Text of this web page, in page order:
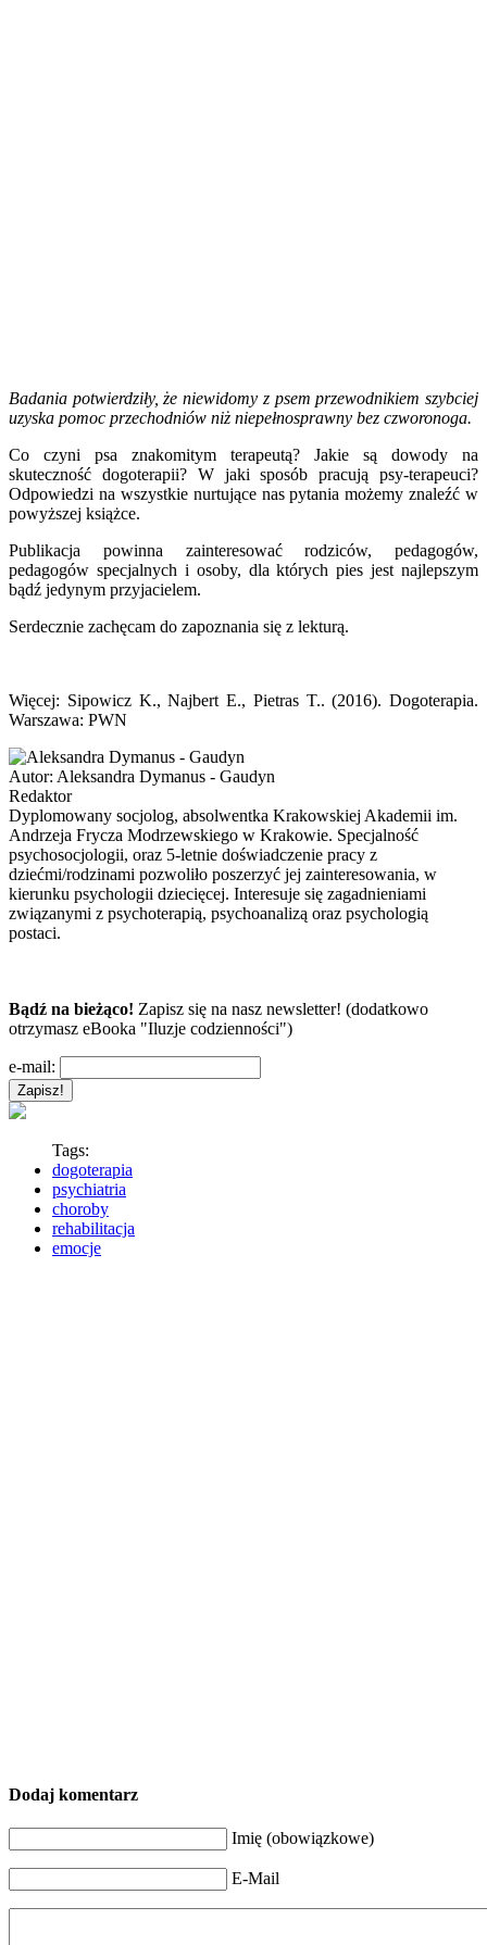
Badania potwierdziły, że niewidomy z psem przewodnikiem szybciej
uzyska pomoc przechodniów niż niepełnosprawny bez czworonoga.
Co czyni psa znakomitym terapeutą? Jakie są dowody na
skuteczność dogoterapii? W jaki sposób pracują psy-terapeuci?
Odpowiedzi na wszystkie nurtujące nas pytania możemy znaleźć w
powyższej książce.
Publikacja powinna zainteresować rodziców, pedagogów,
pedagogów specjalnych i osoby, dla których pies jest najlepszym
bądź jedynym przyjacielem.
Serdecznie zachęcam do zapoznania się z lekturą.
Więcej: Sipowicz K., Najbert E., Pietras T.. (2016). Dogoterapia.
Warszawa: PWN
Autor: Aleksandra Dymanus - Gaudyn
Redaktor
Dyplomowany socjolog, absolwentka Krakowskiej Akademii im.
Andrzeja Frycza Modrzewskiego w Krakowie. Specjalność
psychosocjologii, oraz 5-letnie doświadczenie pracy z
dziećmi/rodzinami pozwoliło poszerzyć jej zainteresowania, w
kierunku psychologii dziecięcej. Interesuje się zagadnieniami
związanymi z psychoterapią, psychoanalizą oraz psychologią
postaci.
Bądź na bieżąco! Zapisz się na nasz newsletter! (dodatkowo
otrzymasz eBooka "Iluzje codzienności")
e-mail:
Tags:
dogoterapia
psychiatria
choroby
rehabilitacja
emocje
Dodaj komentarz
Imię (obowiązkowe)
E-Mail